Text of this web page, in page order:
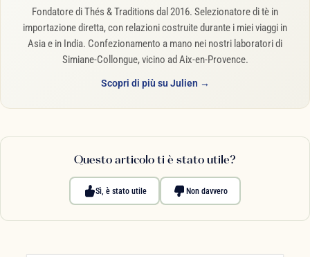
Fondatore di Thés & Traditions dal 2016. Selezionatore di tè in
importazione diretta, con relazioni costruite durante i miei viaggi in
Asia e in India. Confezionamento a mano nei nostri laboratori di
Simiane-Collongue, vicino ad Aix-en-Provence.
Scopri di più su Julien →
Questo articolo ti è stato utile?
Sì, è stato utile Non davvero